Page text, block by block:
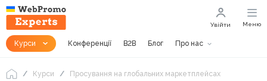
Курси Конференції B2B Блог Про нас
Увійти Меню
Курси Просування на глобальних маркетплейсах